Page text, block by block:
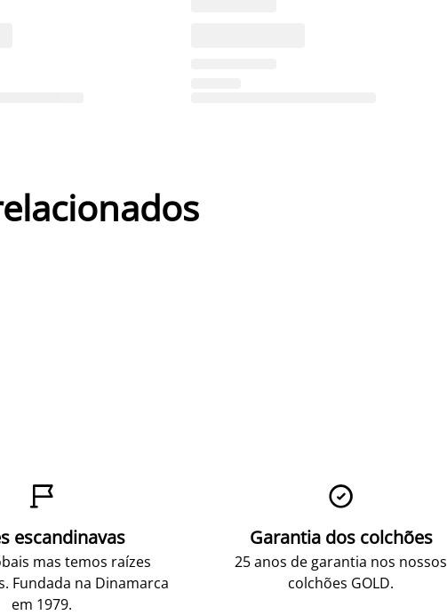

escandinavas
mas temos raízes
Fundada na Dinamarca
em 1979.

Garantia dos colchões
25 anos de garantia nos nossos
colchões GOLD.